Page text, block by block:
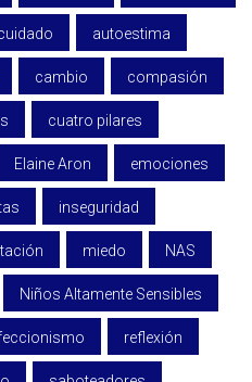
autoestima
cambio compasión
cuatro pilares
Elaine Aron emociones
inseguridad
miedo NAS
Niños Altamente Sensibles
reflexión